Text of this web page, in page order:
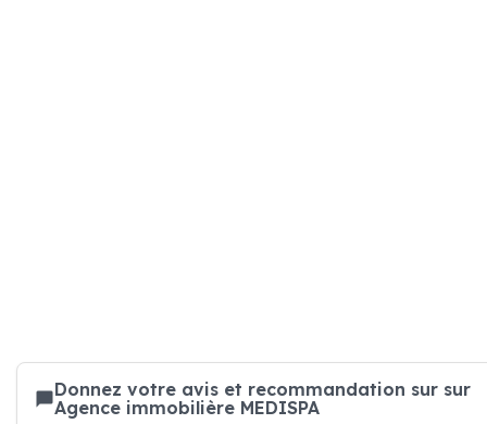
Donnez votre avis et recommandation sur sur
Agence immobilière MEDISPA